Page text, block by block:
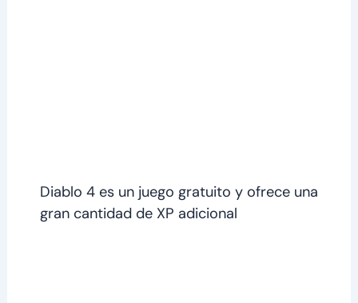
Diablo 4 es un juego gratuito y ofrece una
gran cantidad de XP adicional